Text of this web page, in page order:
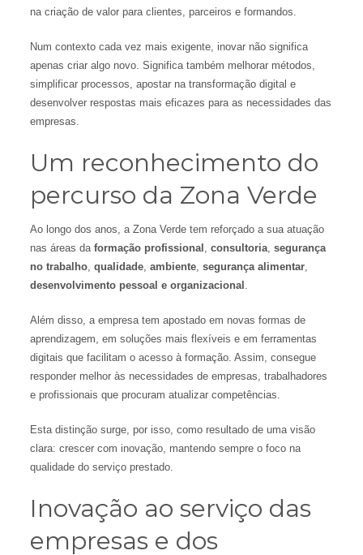
na criação de valor para clientes, parceiros e formandos.
Num contexto cada vez mais exigente, inovar não significa
apenas criar algo novo. Significa também melhorar métodos,
simplificar processos, apostar na transformação digital e
desenvolver respostas mais eficazes para as necessidades das
empresas.
Um reconhecimento do
percurso da Zona Verde
Ao longo dos anos, a Zona Verde tem reforçado a sua atuação
nas áreas daformação profissional ,consultoria ,segurança
no trabalho ,qualidade ,ambiente ,segurança alimentar
desenvolvimento pessoal e organizacional
Além disso, a empresa tem apostado em novas formas de
aprendizagem, em soluções mais flexíveis e em ferramentas
digitais que facilitam o acesso à formação. Assim, consegue
responder melhor às necessidades de empresas, trabalhadores
e profissionais que procuram atualizar competências.
Esta distinção surge, por isso, como resultado de uma visão
clara: crescer com inovação, mantendo sempre o foco na
qualidade do serviço prestado.
Inovação ao serviço das
empresas e dos